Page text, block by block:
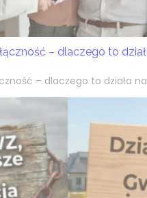
– dlaczego to
– dlaczego to działa